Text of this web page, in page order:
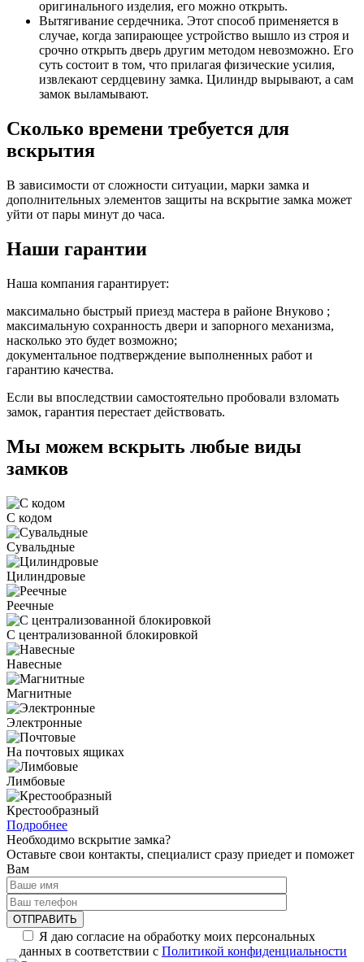
оригинального изделия, его можно открыть.
Вытягивание сердечника. Этот способ применяется в
случае, когда запирающее устройство вышло из строя и
срочно открыть дверь другим методом невозможно. Его
суть состоит в том, что прилагая физические усилия,
извлекают сердцевину замка. Цилиндр вырывают, а сам
замок выламывают.
Сколько времени требуется для
вскрытия
В зависимости от сложности ситуации, марки замка и
дополнительных элементов защиты на вскрытие замка может
уйти от пары минут до часа.
Наши гарантии
Наша компания гарантирует:
максимально быстрый приезд мастера в районе Внуково ;
максимальную сохранность двери и запорного механизма,
насколько это будет возможно;
документальное подтверждение выполненных работ и
гарантию качества.
Если вы впоследствии самостоятельно пробовали взломать
замок, гарантия перестает действовать.
Мы можем вскрыть любые виды
замков
С кодом
Сувальдные
Цилиндровые
Реечные
С централизованной блокировкой
Навесные
Магнитные
Электронные
На почтовых ящиках
Лимбовые
Крестообразный
Подробнее
Необходимо вскрытие замка?
Оставьте свои контакты, специалист сразу приедет и поможет
Вам
Я даю согласие на обработку моих персональных
данных в соответствии с Политикой конфиденциальности